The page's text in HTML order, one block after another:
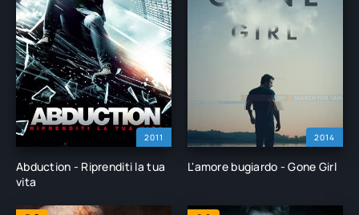
2011
Abduction - Riprenditi la tua
vita
2014
L'amore bugiardo - Gone Girl